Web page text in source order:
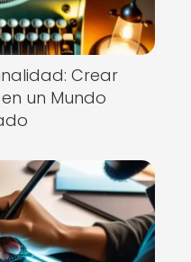
Crear
un Mundo